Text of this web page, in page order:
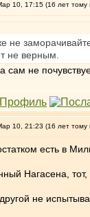
10, 17:15 (16 лет тому
не
не верным.
сам не
10, 21:23 (16 лет тому
есть в
Нагасена,
не